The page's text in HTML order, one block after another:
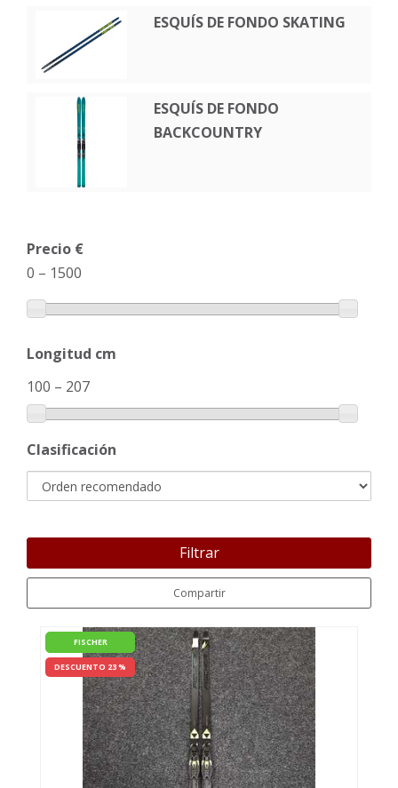
ESQUÍS DE FONDO SKATING
ESQUÍS DE FONDO
BACKCOUNTRY
Precio €
0 – 1500
Longitud cm
100 – 207
Clasificación
Filtrar
Compartir
FISCHER
DESCUENTO 23 %